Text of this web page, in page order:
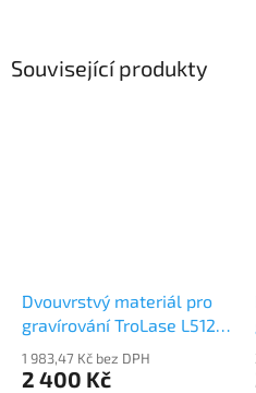
Související produkty
Dvouvrstvý materiál pro
gravírování TroLase L512-
1 983,47 Kč bez DPH
2 400 Kč